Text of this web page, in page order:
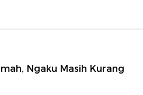
Ngaku Masih Kurang